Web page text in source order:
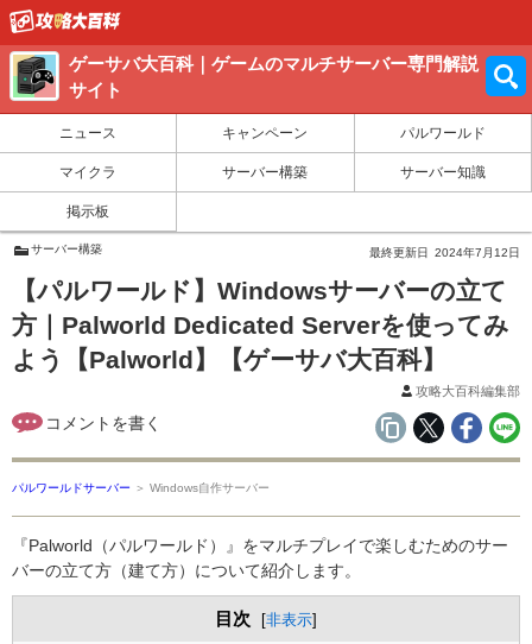
ゲーサバ大百科｜ゲームのマルチサーバー専門解説
サイト
ニュース キャンペーン パルワールド
マイクラ サーバー構築 サーバー知識
掲示板
サーバー構築 最終更新日 2024年7月12日
【パルワールド】Windowsサーバーの立て
方｜Palworld Dedicated Serverを使ってみ
よう【Palworld】【ゲーサバ大百科】
攻略大百科編集部
パルワールドサーバー ＞ Windows自作サーバー
『Palworld （パルワールド）』をマルチプレイで楽しむためのサー
バーの立て方（建て方）について紹介します。
目次 [非表示]